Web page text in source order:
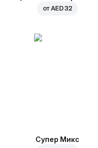
отAED 32
Супер Микс